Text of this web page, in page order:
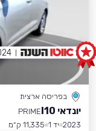
בפריסה ארצית
יונדאי I10
PRIME
2023 יד 1
11,335 ק״מ